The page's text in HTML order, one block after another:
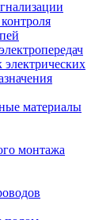
материалы
монтажа